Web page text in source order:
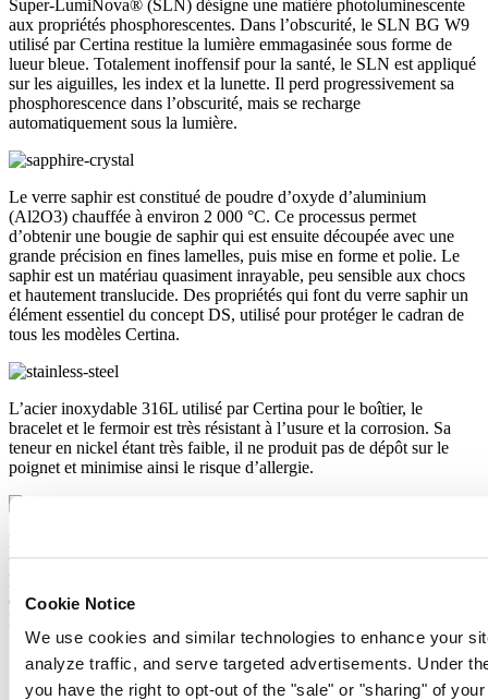
Cookie Notice
We use cookies and similar technologies to enhance your
analyze traffic, and serve targeted advertisements. Under
you have the right to opt-out of the "sale" or "sharing" of
Super-LumiNova® (SLN) désigne une matière photoluminescente
aux propriétés phosphorescentes. Dans l’obscurité, le SLN BG W9
utilisé par Certina restitue la lumière emmagasinée sous forme de
lueur bleue. Totalement inoffensif pour la santé, le SLN est appliqué
sur les aiguilles, les index et la lunette. Il perd progressivement sa
phosphorescence dans l’obscurité, mais se recharge
automatiquement sous la lumière.
Le verre saphir est constitué de poudre d’oxyde d’aluminium
(Al2O3) chauffée à environ 2 000 °C. Ce processus permet
d’obtenir une bougie de saphir qui est ensuite découpée avec une
grande précision en fines lamelles, puis mise en forme et polie. Le
saphir est un matériau quasiment inrayable, peu sensible aux chocs
et hautement translucide. Des propriétés qui font du verre saphir un
élément essentiel du concept DS, utilisé pour protéger le cadran de
tous les modèles Certina.
L’acier inoxydable 316L utilisé par Certina pour le boîtier, le
bracelet et le fermoir est très résistant à l’usure et la corrosion. Sa
teneur en nickel étant très faible, il ne produit pas de dépôt sur le
poignet et minimise ainsi le risque d’allergie.
le PVD (dépôt physique en phase vapeur) désigne un procédé de
traitement de surface ultramoderne dans lequel un matériau tel que
l’or peut être transféré sous forme de vapeur sur une pièce à usiner
en acier ou en titane. Le résultat est aussi esthétique que durable : le
PVD est résistant, anticorrosion et très dur.
Caractéristiques